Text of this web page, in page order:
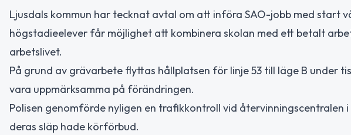
Ljusdals kommun har tecknat avtal om att införa SAO-jobb med start
högstadieelever får möjlighet att kombinera skolan med ett betalt
arbetslivet.
På grund av grävarbete flyttas hållplatsen för linje 53 till läge B under
vara uppmärksamma på förändringen.
Polisen genomförde nyligen en trafikkontroll vid återvinningscentralen
deras släp hade körförbud.